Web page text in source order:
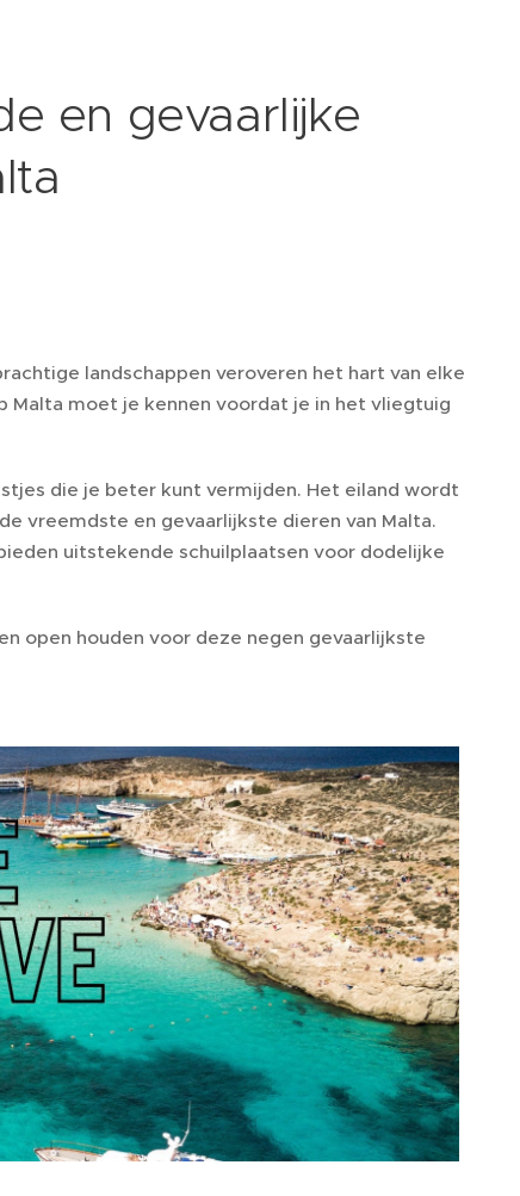
en gevaarlijke
landschappen veroveren het hart van elke
Malta moet je kennen voordat je in het vliegtuig
die je beter kunt vermijden. Het eiland wordt
vreemdste en gevaarlijkste dieren van Malta.
uitstekende schuilplaatsen voor dodelijke
open houden voor deze negen gevaarlijkste